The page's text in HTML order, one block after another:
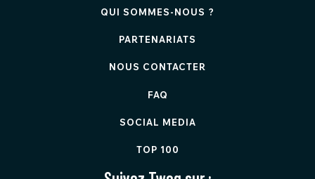
QUI SOMMES-NOUS ?
PARTENARIATS
NOUS CONTACTER
FAQ
SOCIAL MEDIA
TOP 100